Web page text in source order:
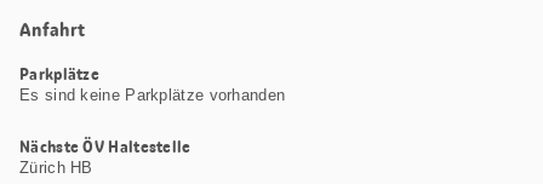
Anfahrt
Parkplätze
Es sind keine Parkplätze vorhanden
Nächste ÖV Haltestelle
Zürich HB